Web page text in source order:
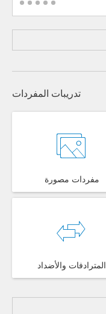
تدريبات المفردات
مفردات مصورة
المترادفات والأضداد